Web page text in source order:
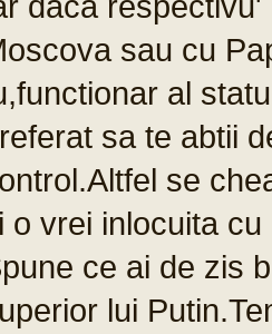
sau cu
al
sa te abtii
se
o vrei inlocuita cu
ce ai de zis
lui